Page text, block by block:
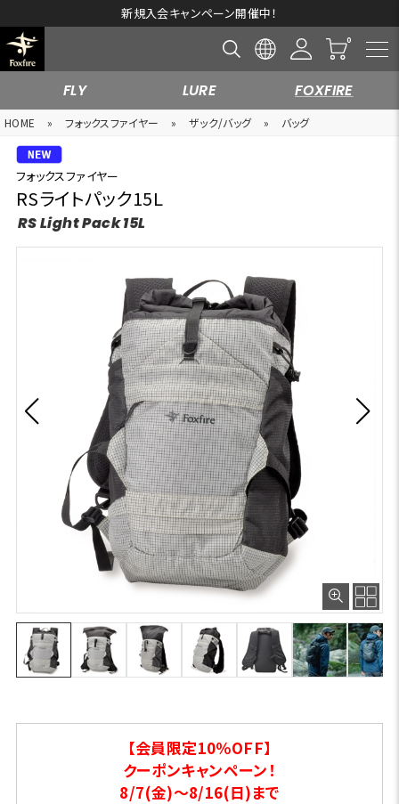
新規入会キャンペーン開催中！
FLY LURE FOXFIRE
HOME » フォックスファイヤー » ザック/バッグ » バッグ
フォックスファイヤー
RSライトパック15L
RS Light Pack 15L
【会員限定10％OFF】
クーポンキャンペーン！
8/7(金)～8/16(日)まで